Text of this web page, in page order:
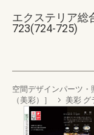
エクステリア総
723(724-725)
空間デザインパーツ・
（美彩）］
美彩 グ